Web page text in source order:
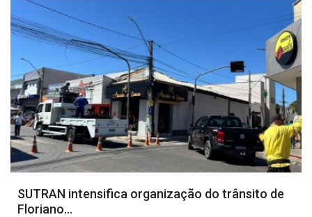
SUTRAN intensifica organização do trânsito de
Floriano...